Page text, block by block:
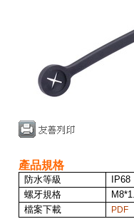
產品規格
防水等級
IP68
螺牙規格
檔案下載
PDF